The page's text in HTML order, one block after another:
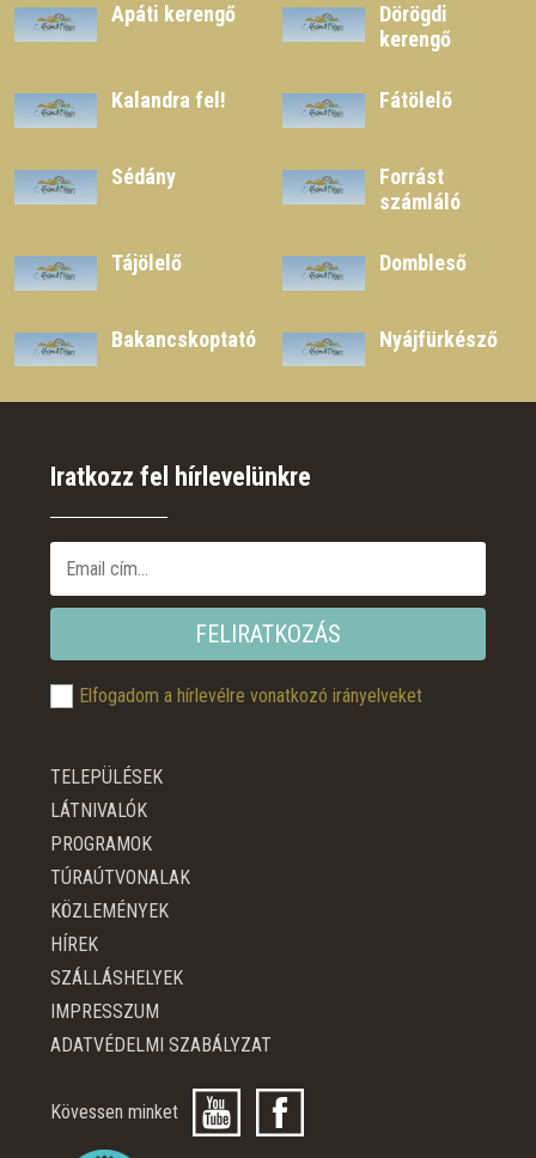
Apáti kerengő
Dörögdi
kerengő
Kalandra fel! Fátölelő
Sédány
Forrást
számláló
Tájölelő Dombleső
Bakancskoptató Nyájfürkésző
Iratkozz fel hírlevelünkre
FELIRATKOZÁS
Elfogadom a hírlevélre vonatkozó irányelveket
TELEPÜLÉSEK
LÁTNIVALÓK
PROGRAMOK
TÚRAÚTVONALAK
KÖZLEMÉNYEK
HÍREK
SZÁLLÁSHELYEK
IMPRESSZUM
ADATVÉDELMI SZABÁLYZAT
Kövessen minket